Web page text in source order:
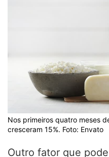
Nos primeiros quatro meses
cresceram 15%. Foto: Envato
Outro fator que